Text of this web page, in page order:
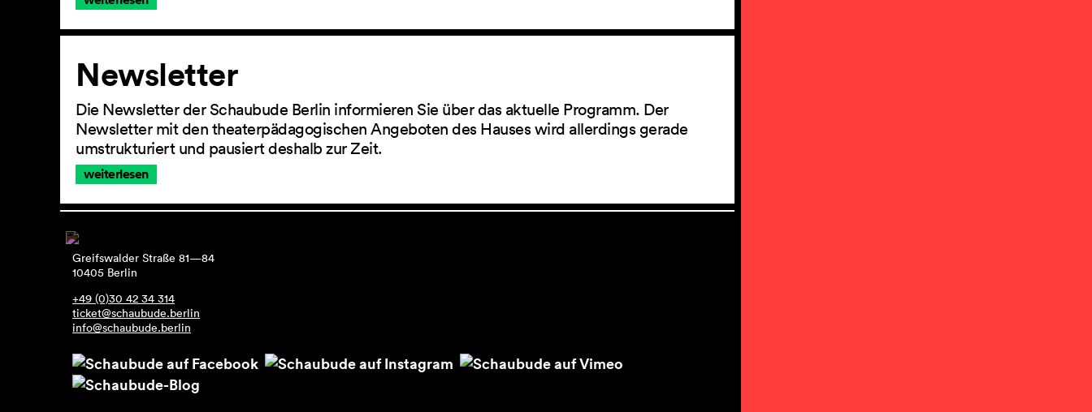
Newsletter
Die Newsletter der Schaubude Berlin informieren Sie über das aktuelle Programm. Der
Newsletter mit den theaterpädagogischen Angeboten des Hauses wird allerdings gerade
umstrukturiert und pausiert deshalb zur Zeit.
weiterlesen
Greifswalder Straße 81—84
10405 Berlin
+49 (0)30 42 34 314
ticket@schaubude.berlin
info@schaubude.berlin